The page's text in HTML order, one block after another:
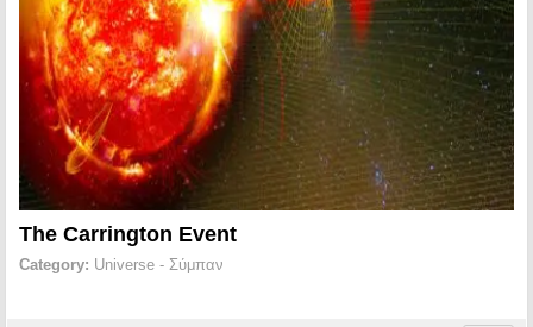
The Carrington Event
Category: Universe - Σύμπαν